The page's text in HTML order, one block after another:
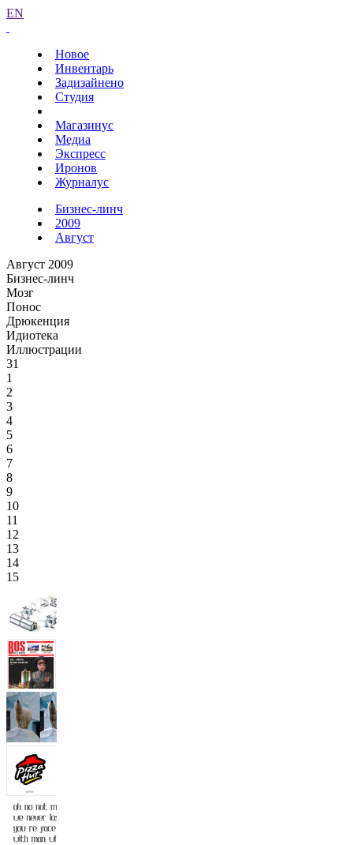
EN
Новое
Инвентарь
Задизайнено
Студия
Магазинус
Медиа
Экспресс
Иронов
Журналус
Бизнес-линч
2009
Август
Август 2009
Бизнес-линч
Мозг
Понос
Дрюкенция
Идиотека
Иллюстрации
31
1
2
3
4
5
6
7
8
9
10
11
12
13
14
15